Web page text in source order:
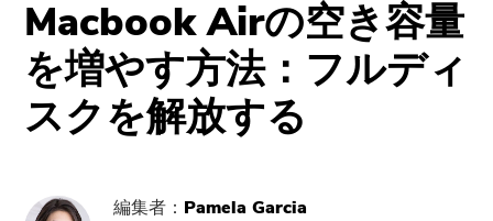
Hot
PowerMyMac
PowerUninstall
サポート
Macbook Airの空き容量
を増やす方法：フルディ
スクを解放する
編集者： Pamela Garcia